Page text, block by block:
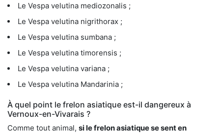
Le Vespa velutina mediozonalis ;
Le Vespa velutina nigrithorax ;
Le Vespa velutina sumbana ;
Le Vespa velutina timorensis ;
Le Vespa velutina variana ;
Le Vespa velutina Mandarinia ;
À quel point le frelon asiatique est-il dangereux à
Vernoux-en-Vivarais ?
Comme tout animal, si le frelon asiatique se sent en